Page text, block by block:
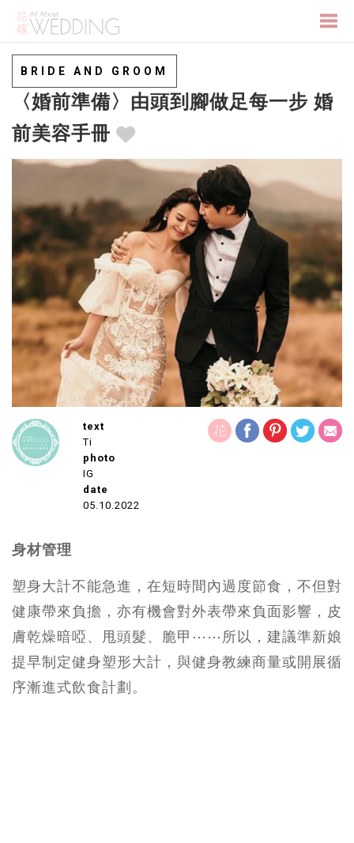
BRIDE AND GROOM
〈婚前準備〉由頭到腳做足每一步 婚
前美容手冊
text
Ti
photo
IG
date
05.10.2022
身材管理
塑身大計不能急進，在短時間內過度節食，不但對
健康帶來負擔，亦有機會對外表帶來負面影響，皮
膚乾燥暗啞、甩頭髮、脆甲⋯⋯所以，建議準新娘
提早制定健身塑形大計，與健身教練商量或開展循
序漸進式飲食計劃。